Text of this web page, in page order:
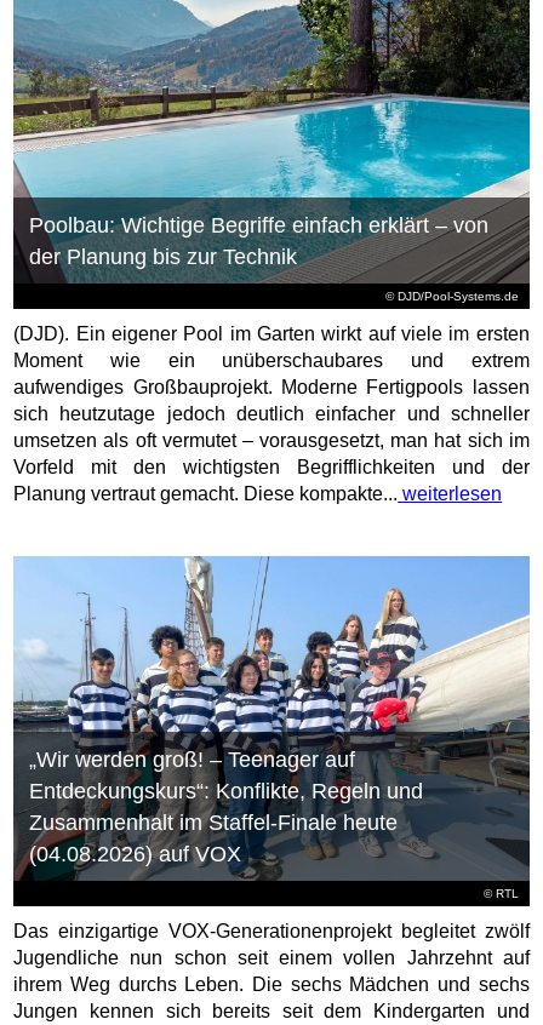
© DJD/Pool-Systems.de
Poolbau: Wichtige Begriffe einfach erklärt – von
der Planung bis zur Technik
(DJD). Ein eigener Pool im Garten wirkt auf viele im ersten
Moment wie ein unüberschaubares und extrem
aufwendiges Großbauprojekt. Moderne Fertigpools lassen
sich heutzutage jedoch deutlich einfacher und schneller
umsetzen als oft vermutet – vorausgesetzt, man hat sich im
Vorfeld mit den wichtigsten Begrifflichkeiten und der
Planung vertraut gemacht. Diese kompakte... weiterlesen
©RTL
„Wir werden groß! – Teenager auf
Entdeckungskurs“: Konflikte, Regeln und
Zusammenhalt im Staffel-Finale heute
(04.08.2026) auf VOX
Das einzigartige VOX-Generationenprojekt begleitet zwölf
Jugendliche nun schon seit einem vollen Jahrzehnt auf
ihrem Weg durchs Leben. Die sechs Mädchen und sechs
Jungen kennen sich bereits seit dem Kindergarten und